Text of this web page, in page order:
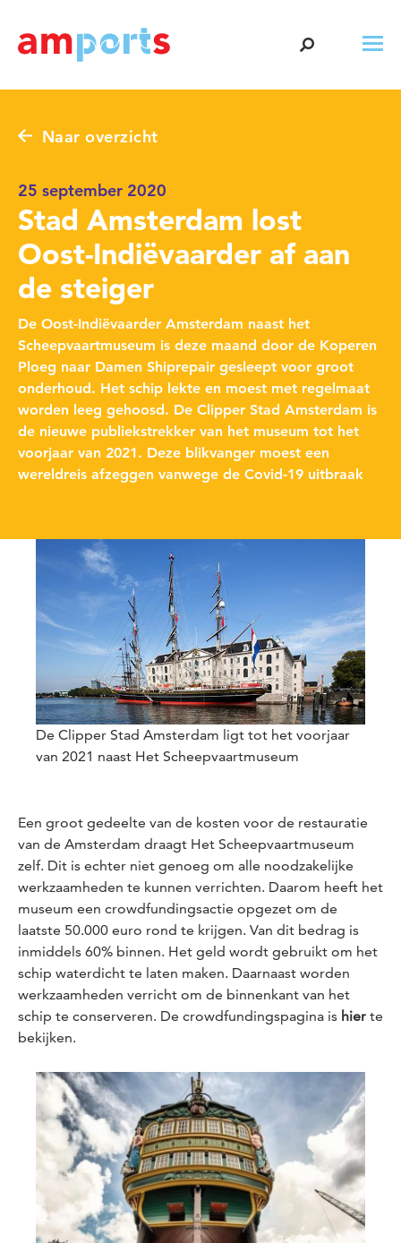
Naar overzicht
25 september 2020
Stad Amsterdam lost
Oost-Indiëvaarder af aan
de steiger
De Oost-Indiëvaarder Amsterdam naast het
Scheepvaartmuseum is deze maand door de Koperen
Ploeg naar Damen Shiprepair gesleept voor groot
onderhoud. Het schip lekte en moest met regelmaat
worden leeg gehoosd. De Clipper Stad Amsterdam is
de nieuwe publiekstrekker van het museum tot het
voorjaar van 2021. Deze blikvanger moest een
wereldreis afzeggen vanwege de Covid-19 uitbraak
De Clipper Stad Amsterdam ligt tot het voorjaar
van 2021 naast Het Scheepvaartmuseum
Een groot gedeelte van de kosten voor de restauratie
van de Amsterdam draagt Het Scheepvaartmuseum
zelf. Dit is echter niet genoeg om alle noodzakelijke
werkzaamheden te kunnen verrichten. Daarom heeft het
museum een crowdfundingsactie opgezet om de
laatste 50.000 euro rond te krijgen. Van dit bedrag is
inmiddels 60% binnen. Het geld wordt gebruikt om het
schip waterdicht te laten maken. Daarnaast worden
werkzaamheden verricht om de binnenkant van het
schip te conserveren. De crowdfundingspagina is hier te
bekijken.